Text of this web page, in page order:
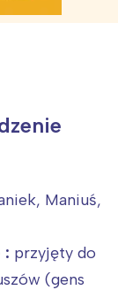
Maniuś,
: przyjęty do
(gens